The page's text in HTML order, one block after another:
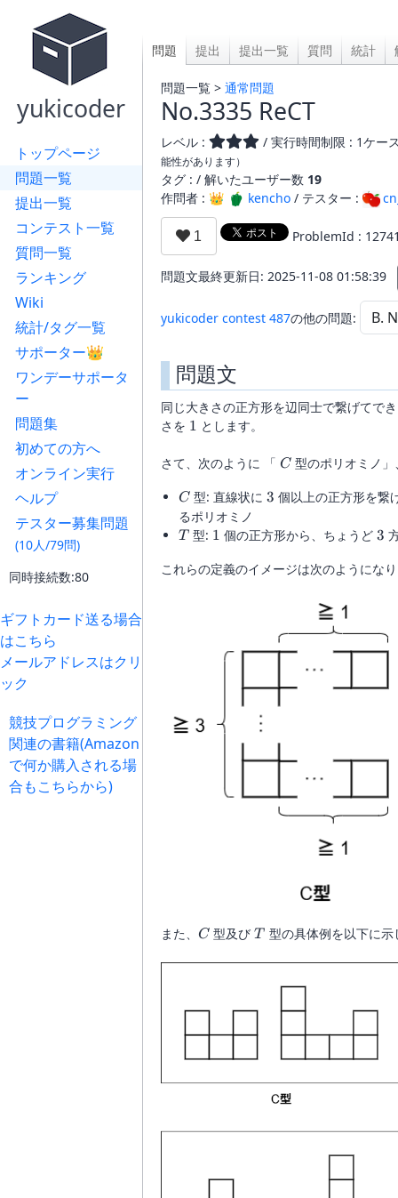
yukicoder
トップページ
問題一覧
提出一覧
コンテスト一覧
質問一覧
ランキング
Wiki
統計/タグ一覧
サポーター👑
ワンデーサポータ
ー
問題集
初めての方へ
オンライン実行
ヘルプ
テスター募集問題
(10人/79問)
同時接続数:80
ギフトカード送る場合
はこちら
メールアドレスはクリ
ック
競技プログラミング
関連の書籍(Amazon
で何か購入される場
合もこちらから)
問題 提出 提出一覧 質問 統計
問題一覧 > 通常問題
No.3335 ReCT
レベル : / 実行時間制限 : 1ケー
能性があります）
タグ : / 解いたユーザー数 19
作問者 : 👑
kencho / テスター :
ProblemId :
問題文最終更新日: 2025-11-08 01:58:39
yukicoder contest 487の他の問題:
問題文
同じ大きさの正方形を辺同士で繋げてで
さを 1
1 とします。
さて、次のように 「 C
C 型のポリオミノ
C
C 型: 直線状に3
3 個以上の正方形を繋
るポリオミノ
T
T 型: 1
1 個の正方形から、ちょうど3
3
これらの定義のイメージは次のようにな
また、 C
C 型及びT
T 型の具体例を以下に示